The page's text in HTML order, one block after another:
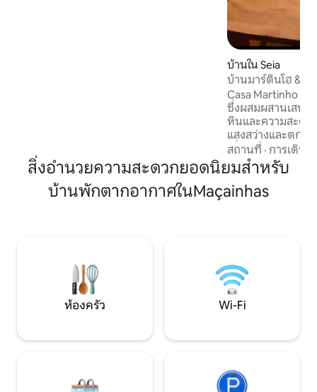
บ้านใน Seia
บ้านมาร์ตินโฮ & เน
Casa Martinho &
ซึ่งผสมผสานเสน่ห์
หินและความสะด
แสงสว่างและตกแ
เพื่อให้แน่ใจว่าผู้เ
สบายตลอดทั้งปี ห้
ผ่อนคลาย พร้อมเ
เย็นลง มีสิ่งอำนว
เหมาะอย่างยิ่งส
สถานที่ · การเดินท
สิ่งอำนวยความสะดวกยอดนิยมสำหรับ
บ้านพักตากอากาศในMaçainhas
ห้องครัว Wi-Fi